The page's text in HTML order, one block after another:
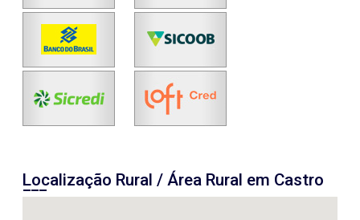
Localização Rural / Área Rural em Castro